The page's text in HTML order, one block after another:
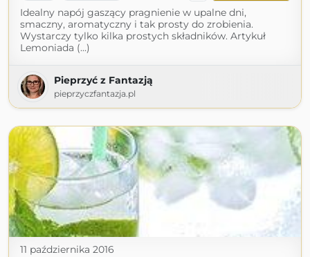
Idealny napój gaszący pragnienie w upalne dni,
smaczny, aromatyczny i tak prosty do zrobienia.
Wystarczy tylko kilka prostych składników. Artykuł
Lemoniada (...)
Pieprzyć z Fantazją
pieprzyczfantazja.pl
11 października 2016